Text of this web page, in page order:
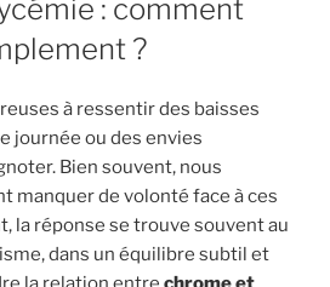
: comment
?
à ressentir des baisses
journée ou des envies
Bien souvent, nous
manquer de volonté face à ces
la réponse se trouve souvent au
dans un équilibre subtil et